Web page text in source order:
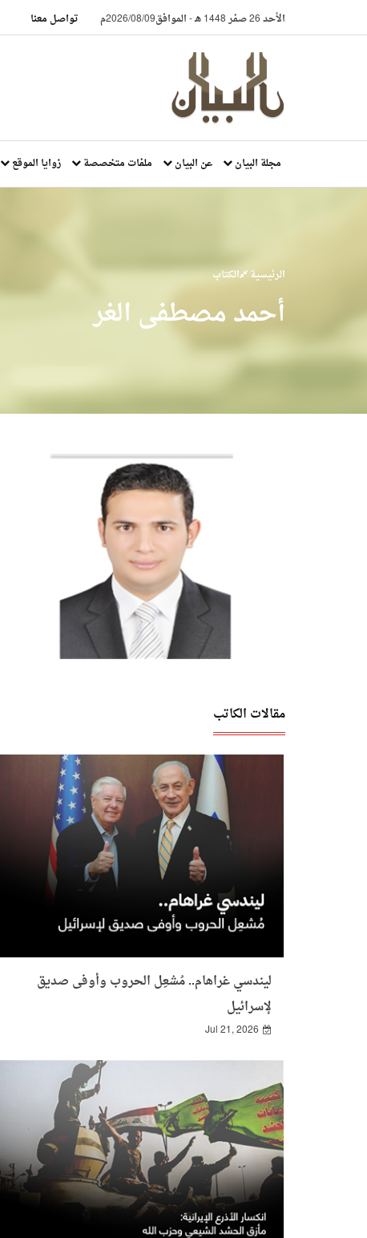
الأحد 26 صفر 1448 هـ -الموافق2026/08/09م تواصل معنا
مجلة البيان عن البيان ملفات متخصصة زوايا الموقع
الرئيسية الكتاب
أحمد مصطفى الغر
مقالات الكاتب
ليندسي غراهام.. مُشعِل الحروب وأوفى صديق
لإسرائيل
Jul 21, 2026